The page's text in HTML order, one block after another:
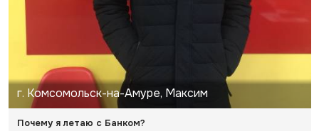
г. Комсомольск-на-Амуре, Максим
Почему я летаю с Банком?